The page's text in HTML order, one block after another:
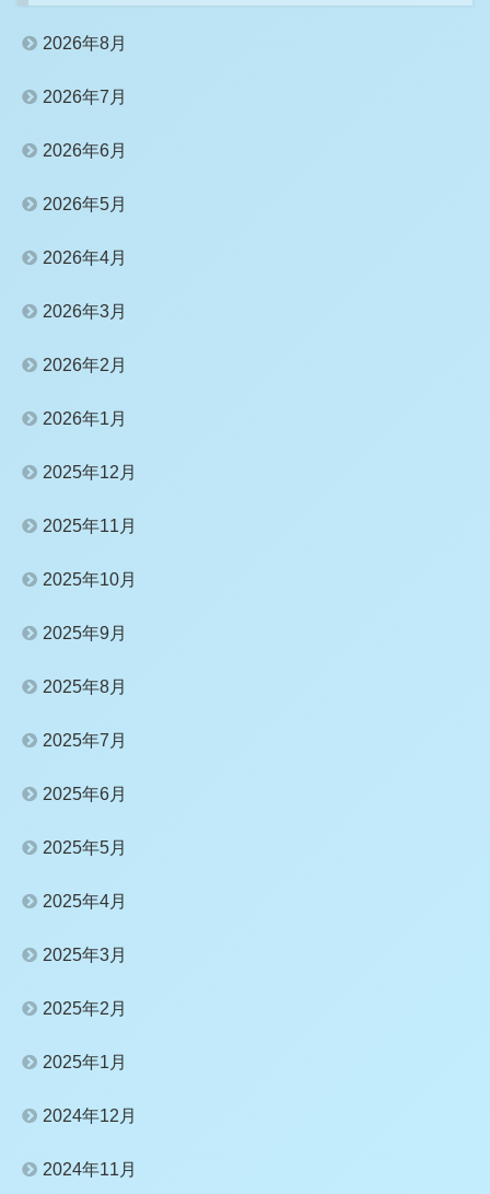
2026年8月
2026年7月
2026年6月
2026年5月
2026年4月
2026年3月
2026年2月
2026年1月
2025年12月
2025年11月
2025年10月
2025年9月
2025年8月
2025年7月
2025年6月
2025年5月
2025年4月
2025年3月
2025年2月
2025年1月
2024年12月
2024年11月